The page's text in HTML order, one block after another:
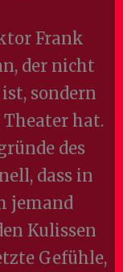
Frank
der nicht
sondern
Theater hat.
des
dass in
jemand
Kulissen
Gefühle,